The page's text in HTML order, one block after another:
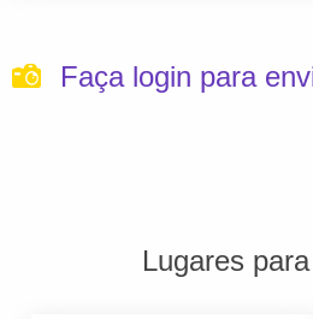
Faça login para
Lugares